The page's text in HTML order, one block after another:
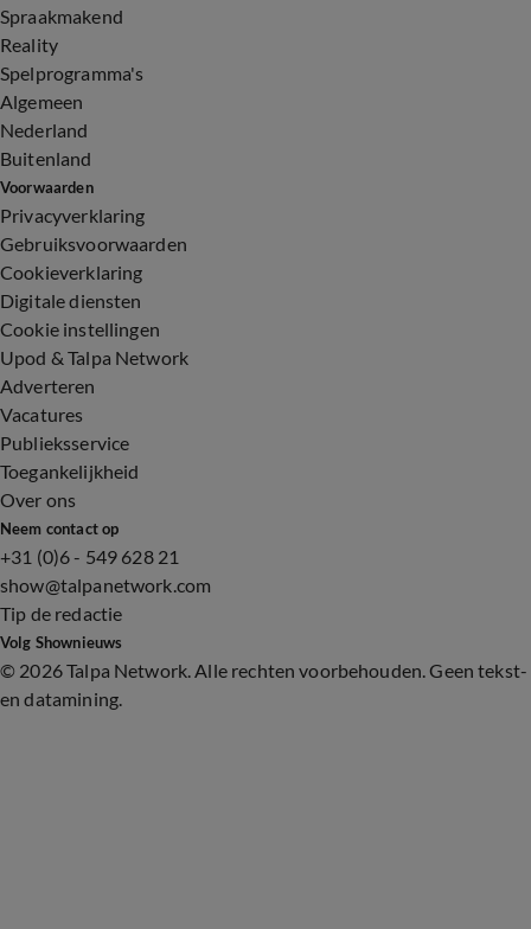
Spraakmakend
Reality
Spelprogramma's
Algemeen
Nederland
Buitenland
Voorwaarden
Privacyverklaring
Gebruiksvoorwaarden
Cookieverklaring
Digitale diensten
Cookie instellingen
Upod & Talpa Network
Adverteren
Vacatures
Publieksservice
Toegankelijkheid
Over ons
Neem contact op
+31 (0)6 - 549 628 21
show@talpanetwork.com
Tip de redactie
Volg Shownieuws
© 2026 Talpa Network. Alle rechten voorbehouden. Geen tekst-
en datamining.